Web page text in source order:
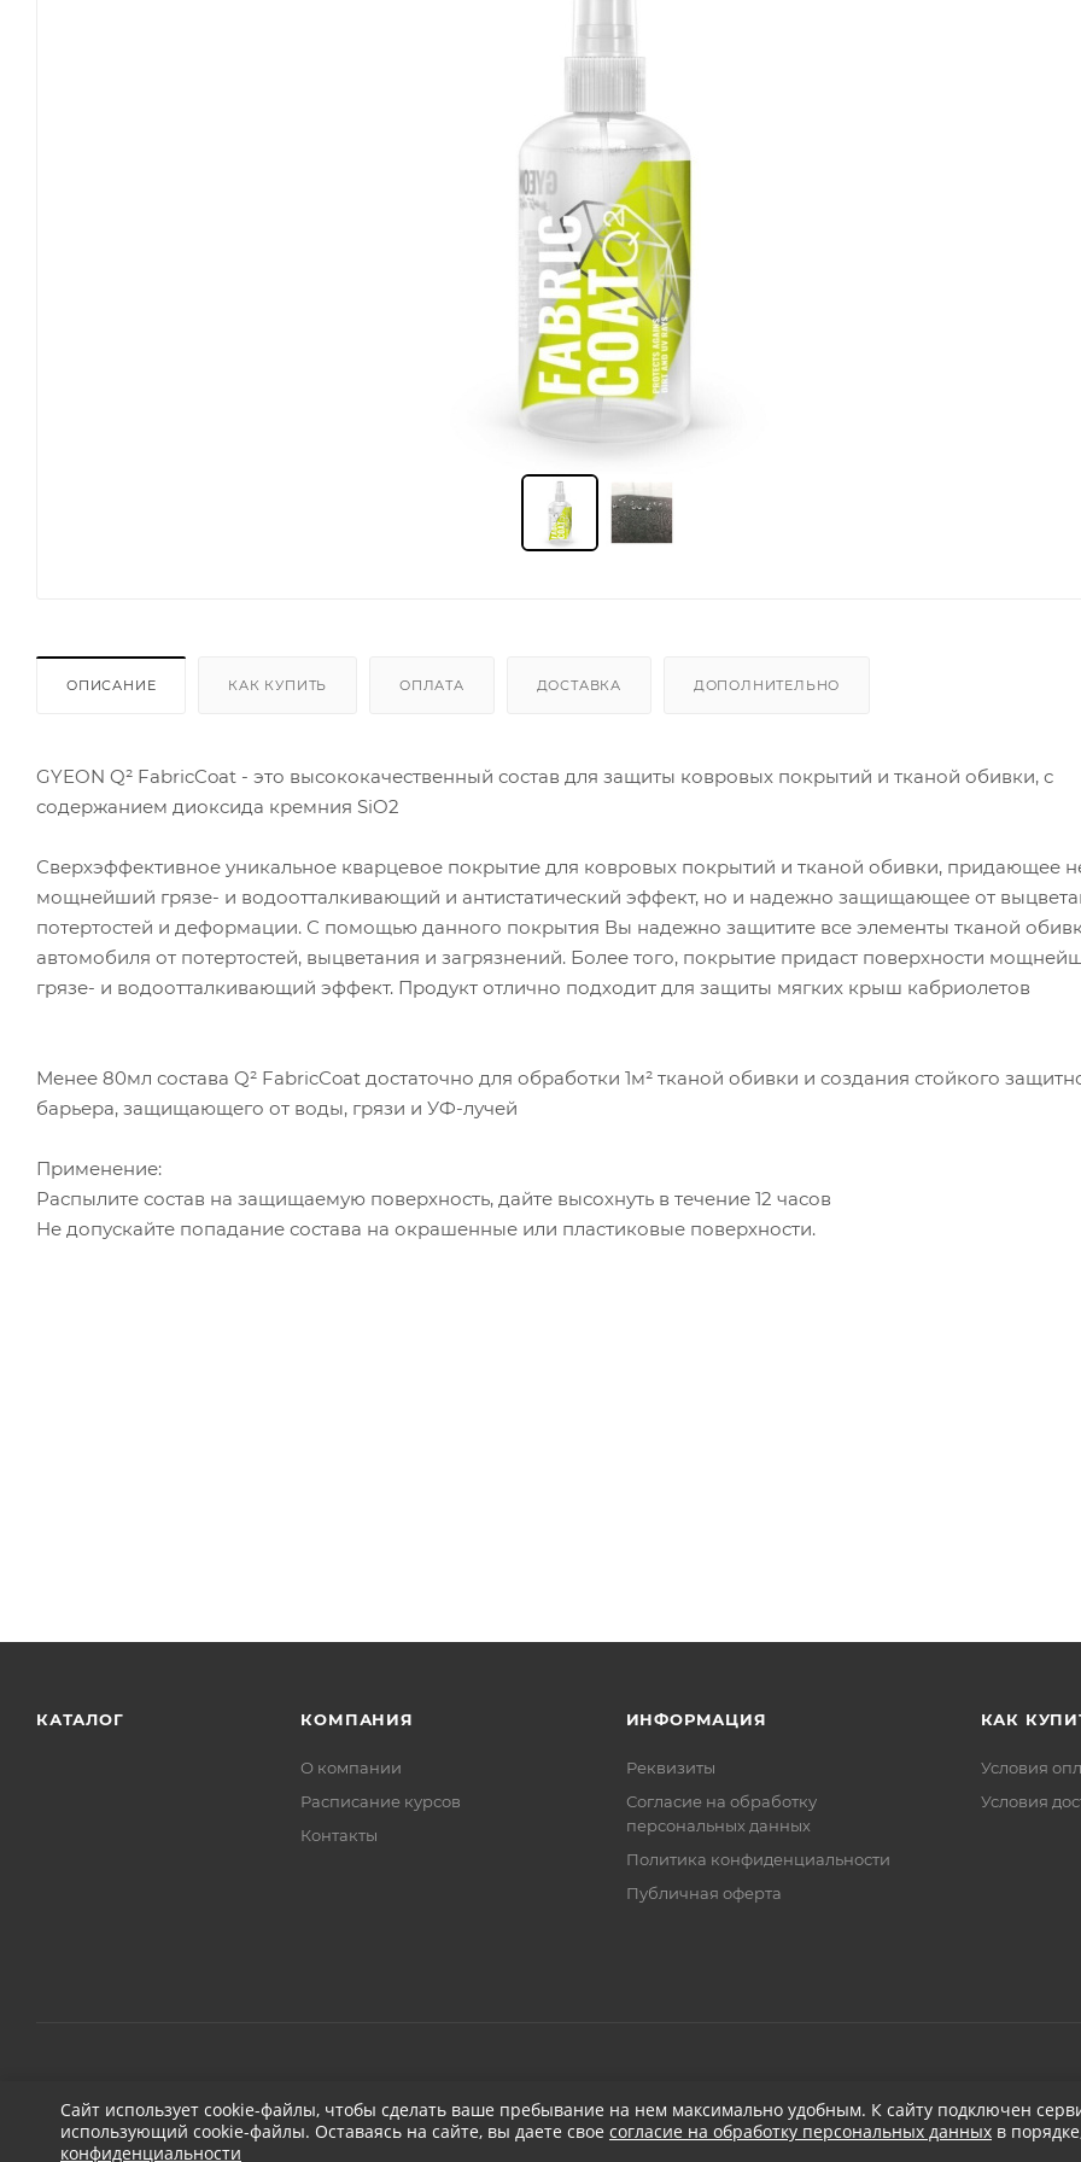
ОПИСАНИЕ КАК КУПИТЬ ОПЛАТА ДОСТАВКА ДОПОЛНИТЕЛЬНО
GYEON Q² FabricCoat - это высококачественный состав для защиты ковровых покрытий и тканой обивки, с
содержанием диоксида кремния SiO2
Сверхэффективное уникальное кварцевое покрытие для ковровых покрытий и тканой обивки, придающее
мощнейший грязе- и водоотталкивающий и антистатический эффект, но и надежно защищающее от
потертостей и деформации. С помощью данного покрытия Вы надежно защитите все элементы тканой
автомобиля от потертостей, выцветания и загрязнений. Более того, покрытие придаст поверхности
грязе- и водоотталкивающий эффект. Продукт отлично подходит для защиты мягких крыш кабриолетов
Менее 80мл состава Q² FabricCoat достаточно для обработки 1м² тканой обивки и создания стойкого
барьера, защищающего от воды, грязи и УФ-лучей
Применение:
Распылите состав на защищаемую поверхность, дайте высохнуть в течение 12 часов
Не допускайте попадание состава на окрашенные или пластиковые поверхности.
КАТАЛОГ КОМПАНИЯ
О компании
Расписание курсов
Контакты
ИНФОРМАЦИЯ
Реквизиты
Соглаcие на обработку
персональных данных
Политика конфиденциальности
Публичная оферта
КАК
Условия
Условия
2026 © ДЕТЕЙЛИНГ-МАРКЕТ АВТОНОВЬЕ
Сайт использует cookie-файлы, чтобы сделать ваше пребывание на нем максимально удобным. К cайту подключен
использующий cookie-файлы. Оставаясь на сайте, вы даете свое согласие на обработку персональных данных в
конфиденциальности